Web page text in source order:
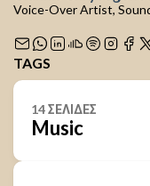
Voice-Over Artist,
TAGS
14 ΣΕΛΙΔΕΣ
Music